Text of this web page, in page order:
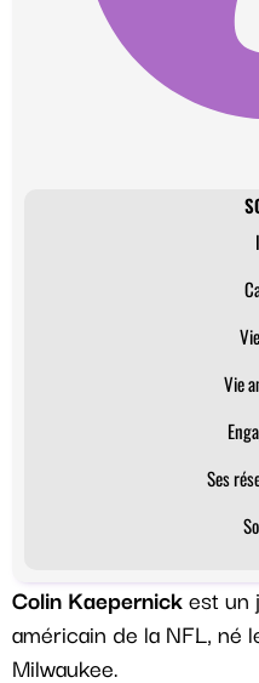
Vie
Ses
Colin Kaepernickest un
américain de la NFL, né
Milwaukee.